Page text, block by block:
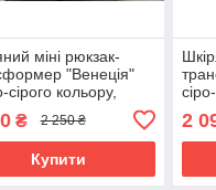
міні рюкзак-
"Венеція"
сірого кольору,
₴ 2 250 ₴
Купити
2